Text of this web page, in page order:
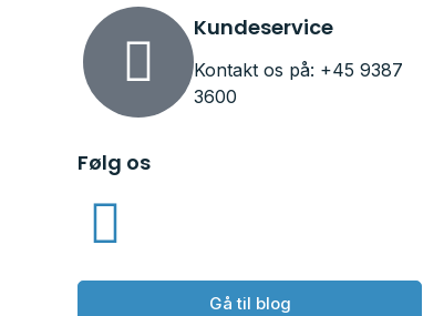
Kundeservice
Kontakt os på: +45 9387
3600
Følg os
Gå til blog